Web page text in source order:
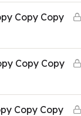
Copy Copy
Copy Copy
Copy Copy